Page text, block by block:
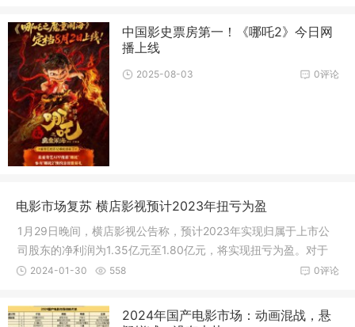
中国影史票房第一！《哪吒2》今日网
播上线
0评论
2025-08-03
电影市场复苏 横店影视预计2023年扭亏为盈
1月29日晚间，横店影视公告称，预计2023年实现归属于上市公
司股东的净利润为1.35亿元至1.80亿元，将实现扭亏为盈。对于
业绩预盈
0评论
2024-01-30 558
2024年国产电影市场：动画混战，悬